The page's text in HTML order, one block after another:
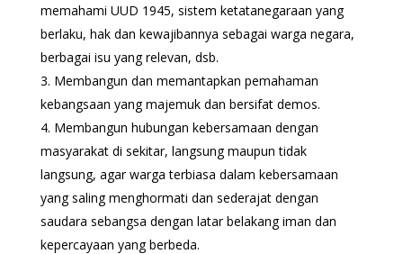
memahami UUD 1945, sistem ketatanegaraan yang
berlaku, hak dan kewajibannya sebagai warga negara,
berbagai isu yang relevan, dsb.
Membangun dan memantapkan pemahaman
kebangsaan yang majemuk dan bersifat demos.
Membangun hubungan kebersamaan dengan
masyarakat di sekitar, langsung maupun tidak
langsung, agar warga terbiasa dalam kebersamaan
yang saling menghormati dan sederajat dengan
saudara sebangsa dengan latar belakang iman dan
kepercayaan yang berbeda.